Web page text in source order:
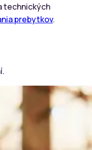
technických
prebytkov.